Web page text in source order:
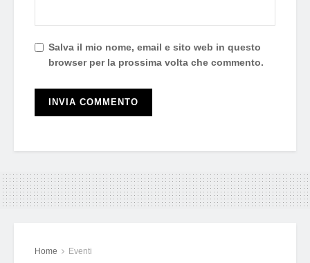
Salva il mio nome, email e sito web in questo
browser per la prossima volta che commento.
Home Eventi